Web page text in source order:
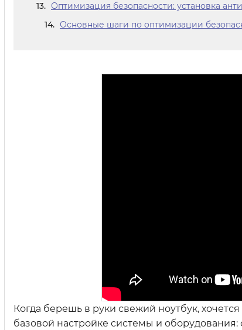
Оптимизация безопасности: установка
Основные шаги по оптимизации
Когда берешь в руки свежий ноутбук,
базовой настройке системы и